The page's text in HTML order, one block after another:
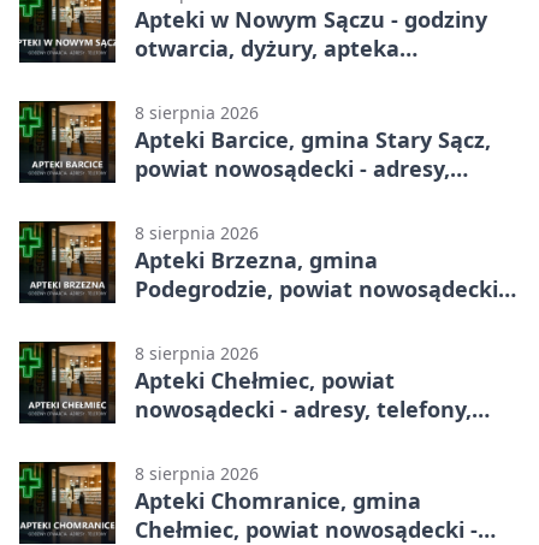
Apteki w Nowym Sączu - godziny
otwarcia, dyżury, apteka
8 sierpnia 2026
Apteki Barcice, gmina Stary Sącz,
powiat nowosądecki - adresy,
8 sierpnia 2026
Apteki Brzezna, gmina
Podegrodzie, powiat nowosądecki -
8 sierpnia 2026
Apteki Chełmiec, powiat
nowosądecki - adresy, telefony,
8 sierpnia 2026
Apteki Chomranice, gmina
Chełmiec, powiat nowosądecki -